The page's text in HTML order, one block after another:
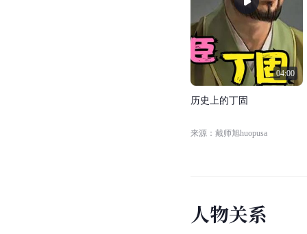
04:00
历 史上的丁固
来源：戴师旭huopusa
人物关系